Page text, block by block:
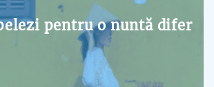
pentru o nuntă difer